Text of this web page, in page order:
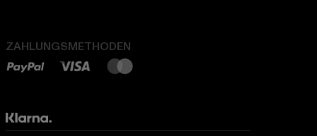
ZAHLUNGSMETHODEN